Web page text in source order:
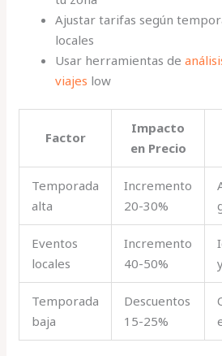
Ajustar tarifas según
locales
Usar herramientas de
viajes low
Factor
Impacto
en Precio
Temporada
alta
Incremento
20-30%
Eventos
locales
Incremento
40-50%
Temporada
baja
Descuentos
15-25%